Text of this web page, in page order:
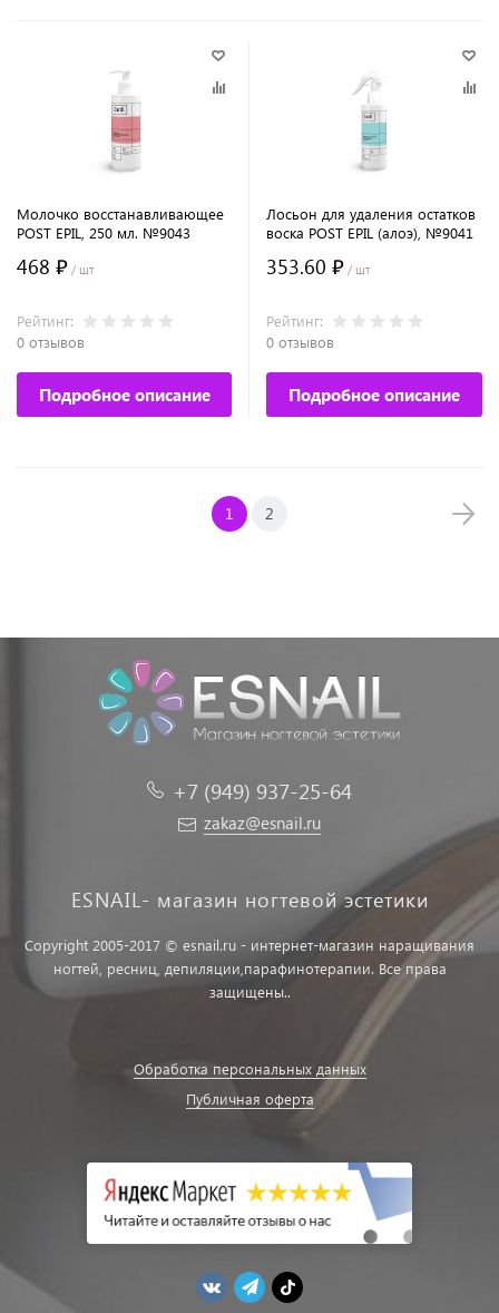
Молочко восстанавливающее
POST EPIL, 250 мл. №9043
468 ₽ / шт
Рейтинг:
0 отзывов
Подробное описание
Лосьон для удаления остатков
воска POST EPIL (алоэ), №9041
353.60 ₽ / шт
Рейтинг:
0 отзывов
Подробное описание
1 2
+7 (949) 937-25-64
zakaz@esnail.ru
ESNAIL- магазин ногтевой эстетики
Copyright 2005-2017 © esnail.ru - интернет-магазин наращивания
ногтей, ресниц, депиляции,парафинотерапии. Все права
защищены..
Обработка персональных данных
Публичная оферта